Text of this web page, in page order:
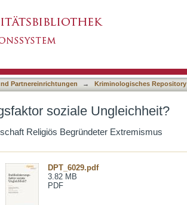
Partnereinrichtungen → Kriminologisches Repository
soziale Ungleichheit?
Religiös Begründeter Extremismus
DPT_6029.pdf
3.82 MB
PDF